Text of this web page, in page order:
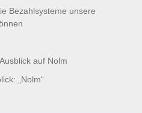
Bezahlsysteme unsere
auf Nolm
„Nolm“